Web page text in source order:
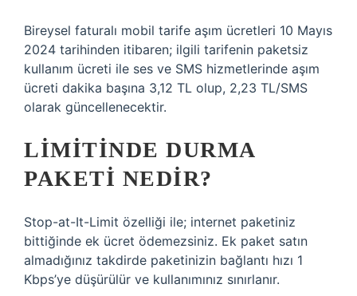
Bireysel faturalı mobil tarife aşım ücretleri 10 Mayıs
2024 tarihinden itibaren; ilgili tarifenin paketsiz
kullanım ücreti ile ses ve SMS hizmetlerinde aşım
ücreti dakika başına 3,12 TL olup, 2,23 TL/SMS
olarak güncellenecektir.
LIMITINDE DURMA
PAKETI NEDIR?
Stop-at-It-Limit özelliği ile; internet paketiniz
bittiğinde ek ücret ödemezsiniz. Ek paket satın
almadığınız takdirde paketinizin bağlantı hızı 1
Kbps’ye düşürülür ve kullanımınız sınırlanır.